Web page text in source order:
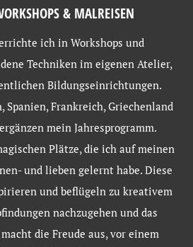
& MALREISEN
ich in Workshops und
Techniken im eigenen Atelier,
Bildungseinrichtungen.
Frankreich, Griechenland
mein Jahresprogramm.
Plätze, die ich auf meinen
und lieben gelernt habe. Diese
und beflügeln zu kreativem
nachzugehen und das
die Freude aus, vor einem